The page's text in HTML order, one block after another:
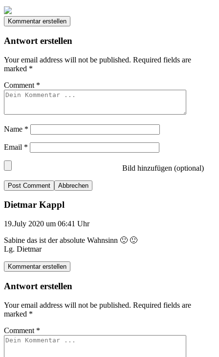
Kommentar erstellen
Antwort erstellen
Your email address will not be published. Required fields are
marked *
Comment *
Name *
Email *
Bild hinzufügen (optional)
Abbrechen
Dietmar Kappl
19.July 2020 um 06:41 Uhr
Sabine das ist der absolute Wahnsinn 🙂 🙂
Lg. Dietmar
Kommentar erstellen
Antwort erstellen
Your email address will not be published. Required fields are
marked *
Comment *